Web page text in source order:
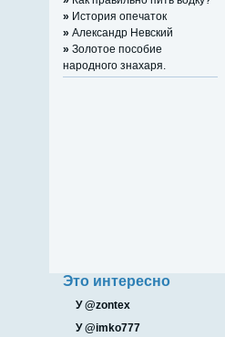
» История опечаток
» Александр Невский
» Золотое пособие
народного знахаря.
Это интересно
У @zontex
У @imko777